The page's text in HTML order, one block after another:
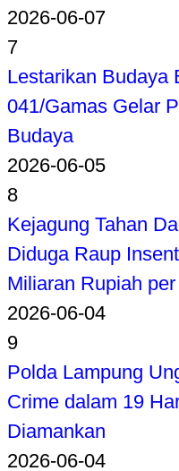
2026-06-07
7
Lestarikan Budaya
041/Gamas Gelar
Budaya
2026-06-05
8
Kejagung Tahan
Diduga Raup
Miliaran Rupiah
2026-06-04
9
Polda Lampung
Crime dalam 19
Diamankan
2026-06-04